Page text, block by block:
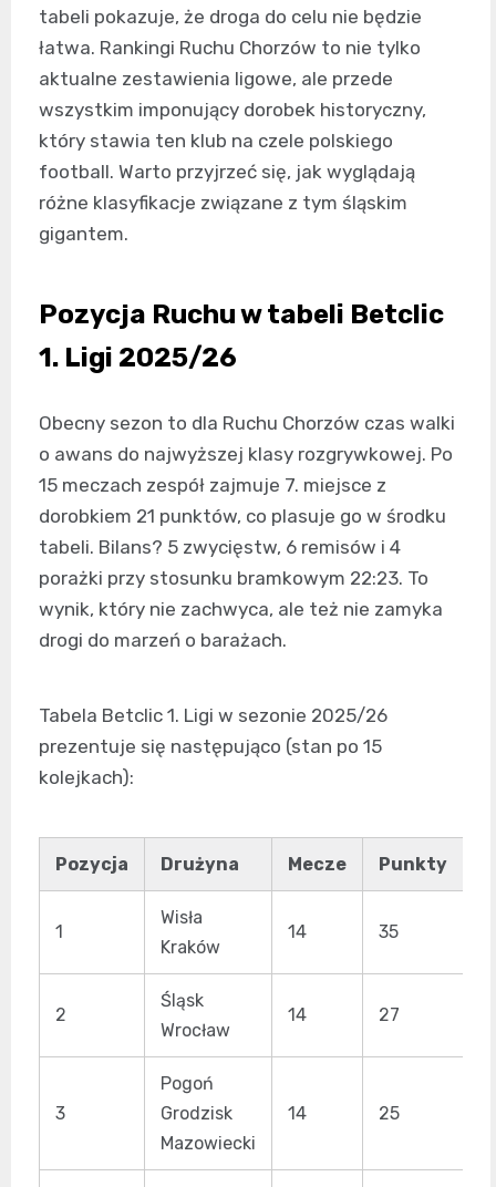
tabeli pokazuje, że droga do celu nie będzie
łatwa. Rankingi Ruchu Chorzów to nie tylko
aktualne zestawienia ligowe, ale przede
wszystkim imponujący dorobek historyczny,
który stawia ten klub na czele polskiego
football. Warto przyjrzeć się, jak wyglądają
różne klasyfikacje związane z tym śląskim
gigantem.
Pozycja Ruchu w tabeli Betclic
1. Ligi 2025/26
Obecny sezon to dla Ruchu Chorzów czas walki
o awans do najwyższej klasy rozgrywkowej. Po
15 meczach zespół zajmuje 7. miejsce z
dorobkiem 21 punktów, co plasuje go w środku
tabeli. Bilans? 5 zwycięstw, 6 remisów i 4
porażki przy stosunku bramkowym 22:23. To
wynik, który nie zachwyca, ale też nie zamyka
drogi do marzeń o barażach.
Tabela Betclic 1. Ligi w sezonie 2025/26
prezentuje się następująco (stan po 15
kolejkach):
Pozycja Drużyna Mecze Punkty
1
Wisła
Kraków
14 35
2
Śląsk
Wrocław
14 27
3
Pogoń
Grodzisk
Mazowiecki
14 25